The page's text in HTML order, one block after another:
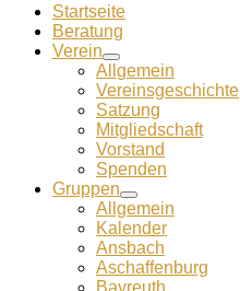
Startseite
Beratung
Verein
Allgemein
Vereins­geschichte
Satzung
Mitglied­schaft
Vorstand
Spenden
Gruppen
Allgemein
Kalender
Ansbach
Aschaffenburg
Bayreuth